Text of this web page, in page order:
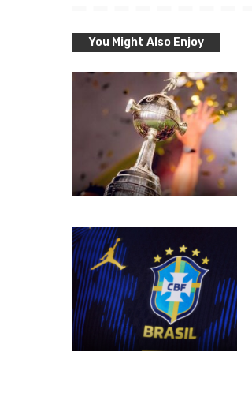
You Might Also Enjoy